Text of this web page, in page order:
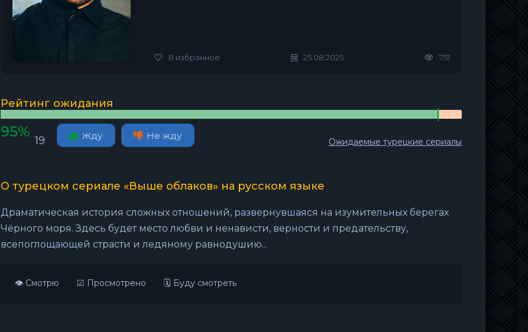
В избранное 25.08.2025 751
Рейтинг ожидания
95%
19 Жду Не жду
Ожидаемые турецкие сериалы
О турецком сериале «Выше облаков» на русском языке
Драматическая история сложных отношений, развернувшаяся на изумительных берегах
Чёрного моря. Здесь будет место любви и ненависти, верности и предательству,
всепоглощающей страсти и ледяному равнодушию...
👁 Смотрю ☑ Просмотрено 🗓 Буду смотреть